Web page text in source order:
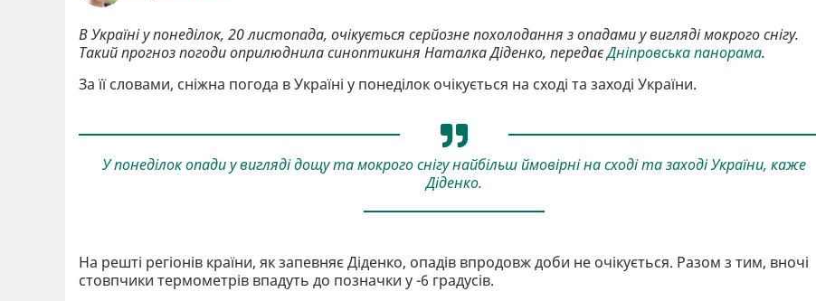
В Україні у понеділок, 20 листопада, очікується серйозне похолодання з опадами у вигляді мокрого снігу.
Такий прогноз погоди оприлюднила синоптикиня Наталка Діденко, передаєДніпровська панорама.
За її словами, сніжна погода в Україні у понеділок очікується на сході та заході України.
У понеділок опади у вигляді дощу та мокрого снігу найбільш ймовірні на сході та заході України, каже
Діденко.
На решті регіонів країни, як запевняє Діденко, опадів впродовж доби не очікується. Разом з тим, вночі
стовпчики термометрів впадуть до позначки у -6 градусів.